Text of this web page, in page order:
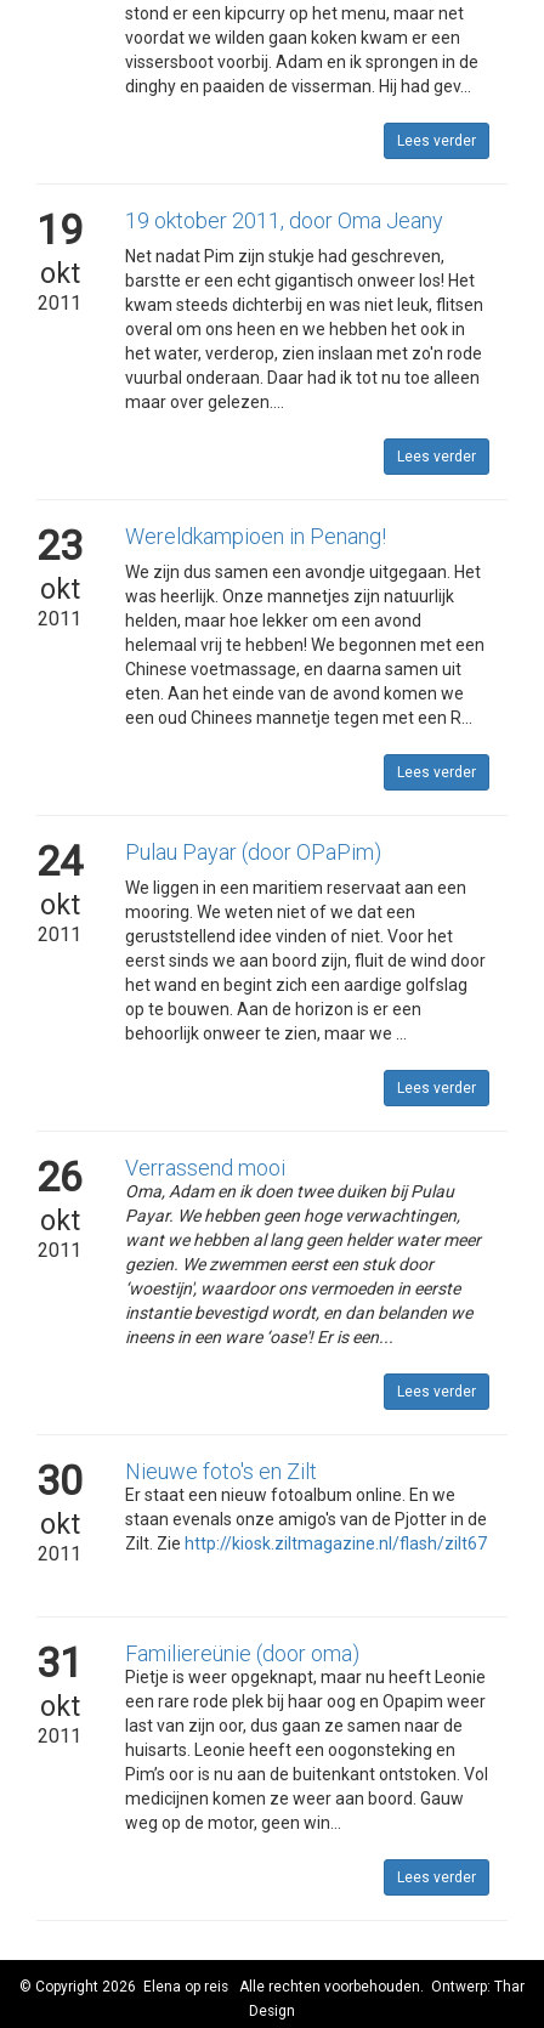
stond er een kipcurry op het menu, maar net
voordat we wilden gaan koken kwam er een
vissersboot voorbij. Adam en ik sprongen in de
dinghy en paaiden de visserman. Hij had gev...
Lees verder
19
okt
2011
19 oktober 2011, door Oma Jeany
Net nadat Pim zijn stukje had geschreven,
barstte er een echt gigantisch onweer los! Het
kwam steeds dichterbij en was niet leuk, flitsen
overal om ons heen en we hebben het ook in
het water, verderop, zien inslaan met zo'n rode
vuurbal onderaan. Daar had ik tot nu toe alleen
maar over gelezen....
Lees verder
23
okt
2011
Wereldkampioen in Penang!
We zijn dus samen een avondje uitgegaan. Het
was heerlijk. Onze mannetjes zijn natuurlijk
helden, maar hoe lekker om een avond
helemaal vrij te hebben! We begonnen met een
Chinese voetmassage, en daarna samen uit
eten. Aan het einde van de avond komen we
een oud Chinees mannetje tegen met een R...
Lees verder
24
okt
2011
Pulau Payar (door OPaPim)
We liggen in een maritiem reservaat aan een
mooring. We weten niet of we dat een
geruststellend idee vinden of niet. Voor het
eerst sinds we aan boord zijn, fluit de wind door
het wand en begint zich een aardige golfslag
op te bouwen. Aan de horizon is er een
behoorlijk onweer te zien, maar we ...
Lees verder
26
okt
2011
Verrassend mooi
Oma, Adam en ik doen twee duiken bij Pulau
Payar. We hebben geen hoge verwachtingen,
want we hebben al lang geen helder water meer
gezien. We zwemmen eerst een stuk door
‘woestijn', waardoor ons vermoeden in eerste
instantie bevestigd wordt, en dan belanden we
ineens in een ware ‘oase'! Er is een...
Lees verder
30
okt
2011
Nieuwe foto's en Zilt
Er staat een nieuw fotoalbum online. En we
staan evenals onze amigo's van de Pjotter in de
Zilt. Zie http://kiosk.ziltmagazine.nl/flash/zilt67
31
okt
2011
Familiereünie (door oma)
Pietje is weer opgeknapt, maar nu heeft Leonie
een rare rode plek bij haar oog en Opapim weer
last van zijn oor, dus gaan ze samen naar de
huisarts. Leonie heeft een oogonsteking en
Pim’s oor is nu aan de buitenkant ontstoken. Vol
medicijnen komen ze weer aan boord. Gauw
weg op de motor, geen win...
Lees verder
© Copyright 2026 Elena op reis Alle rechten voorbehouden. Ontwerp: Thar
Design